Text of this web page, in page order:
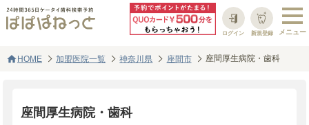
新規登録
ログイン
homeHOME 加盟医院一覧 神奈川県 座間市 座間厚生病院・歯科
座間厚生病院・歯科